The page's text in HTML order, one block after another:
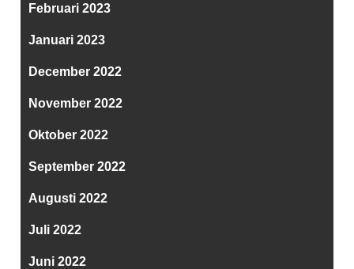
Februari 2023
Januari 2023
December 2022
November 2022
Oktober 2022
September 2022
Augusti 2022
Juli 2022
Juni 2022